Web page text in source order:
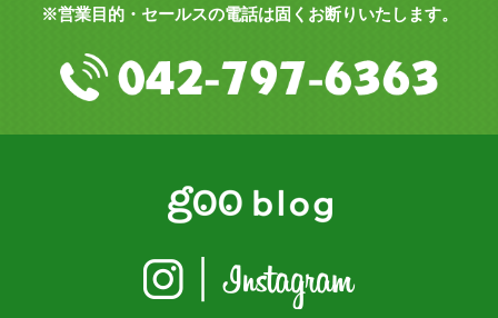
※営業目的・セールスの電話は固くお断りいたします。